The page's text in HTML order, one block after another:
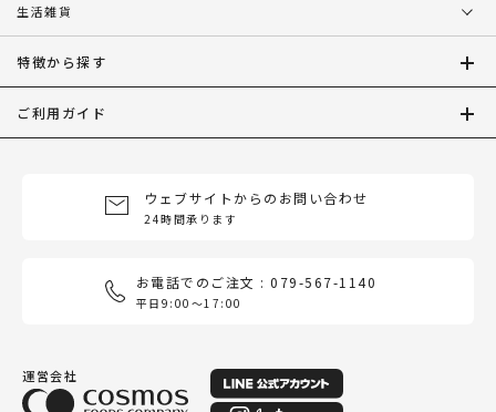
生活雑貨
特徴から探す
ご利用ガイド
ウェブサイトからのお問い合わせ
24時間承ります
お電話でのご注文 : 079-567-1140
平日9:00〜17:00
運営会社